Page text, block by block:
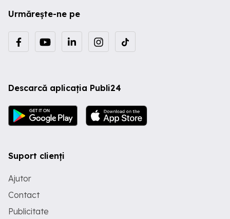
Urmărește-ne pe
Descarcă aplicația Publi24
Suport clienți
Ajutor
Contact
Publicitate